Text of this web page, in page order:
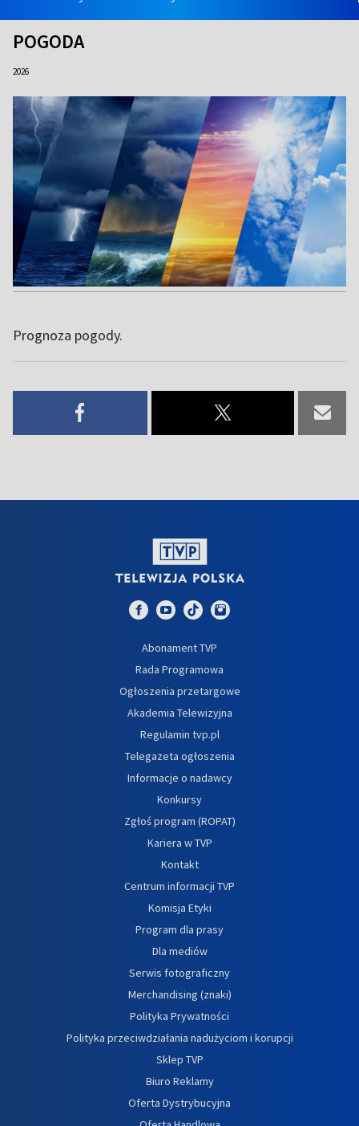
POGODA
2026
Prognoza pogody.
Abonament TVP
Rada Programowa
Ogłoszenia przetargowe
Akademia Telewizyjna
Regulamin tvp.pl
Telegazeta ogłoszenia
Informacje o nadawcy
Konkursy
Zgłoś program (ROPAT)
Kariera w TVP
Kontakt
Centrum informacji TVP
Komisja Etyki
Program dla prasy
Dla mediów
Serwis fotograficzny
Merchandising (znaki)
Polityka Prywatności
Polityka przeciwdziałania nadużyciom i korupcji
Sklep TVP
Biuro Reklamy
Oferta Dystrybucyjna